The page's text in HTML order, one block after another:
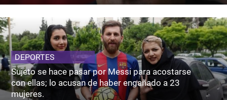
DEPORTES
Sujeto se hace pasar por Messi para acostarse
con ellas; lo acusan de haber engañado a 23
mujeres.